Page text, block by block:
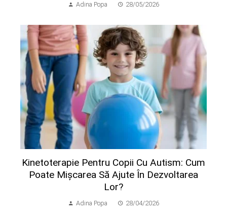
Adina Popa 28/05/2026
Kinetoterapie Pentru Copii Cu Autism: Cum
Poate Mișcarea Să Ajute În Dezvoltarea
Lor?
Adina Popa 28/04/2026